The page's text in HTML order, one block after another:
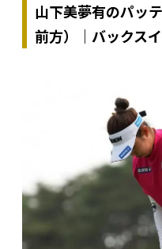
山下美夢有のパッ
前方）｜バックス